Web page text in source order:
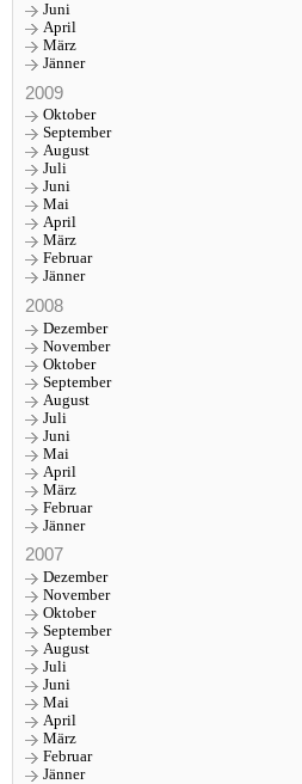
Juni
April
März
Jänner
2009
Oktober
September
August
Juli
Juni
Mai
April
März
Februar
Jänner
2008
Dezember
November
Oktober
September
August
Juli
Juni
Mai
April
März
Februar
Jänner
2007
Dezember
November
Oktober
September
August
Juli
Juni
Mai
April
März
Februar
Jänner